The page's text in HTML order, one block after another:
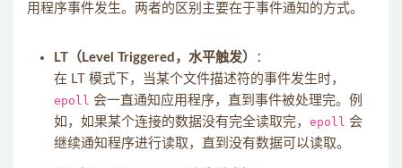
用程序事件发生。两者的区别主要在于事件通知的方式。
LT（Level Triggered，水平触发）
：
在 LT 模式下，当某个文件描述符的事件发生时，
epoll 会一直通知应用程序，直到事件被处理完。例
如，如果某个连接的数据没有完全读取完， epoll 会
继续通知程序进行读取，直到没有数据可以读取。